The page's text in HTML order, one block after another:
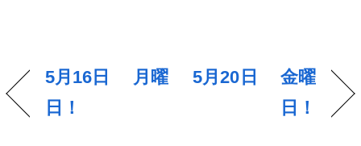
5月16日 月曜
日！
5月20日 金曜
日！